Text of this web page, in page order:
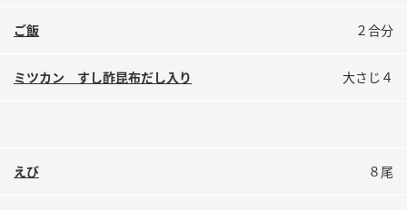
ロングセラー商品 ＋ おすすめレシピ
ご飯 ２合分
ミツカン すし酢昆布だし入り 大さじ４
えび ８尾